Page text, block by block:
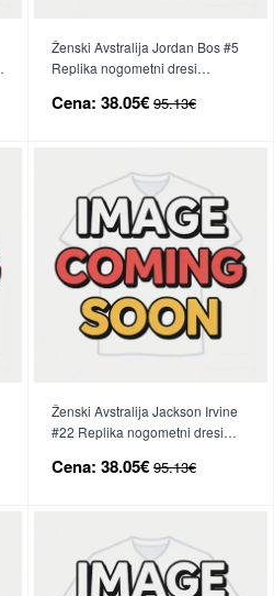
Ženski Avstralija Jordan Bos #5
Replika nogometni dresi
Cena: 38.05€ 95.13€
Ženski Avstralija Jackson Irvine
#22 Replika nogometni dresi
Cena: 38.05€ 95.13€